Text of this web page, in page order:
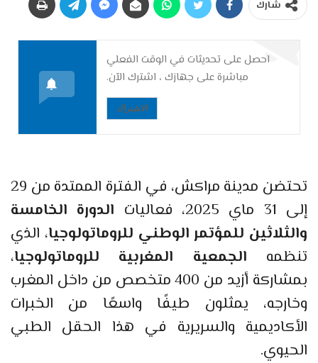
شارك
احصل على تحديثات في الوقت الفعلي
مباشرة على جهازك ، اشترك الآن.
الاشتراك
تحتضن مدينة مراكش، في الفترة الممتدة من 29
إلى 31 ماي 2025، فعاليات
الدورة الخامسة
والثلاثين للمؤتمر الوطني للروماتولوجيا، الذي
تنظمه الجمعية المغربية للروماتولوجيا،
بمشاركة أزيد من 400 متخصص من داخل المغرب
وخارجه، يمثلون طيفًا واسعًا من الخبرات
الأكاديمية والسريرية في هذا الحقل الطبي
الحيوي.